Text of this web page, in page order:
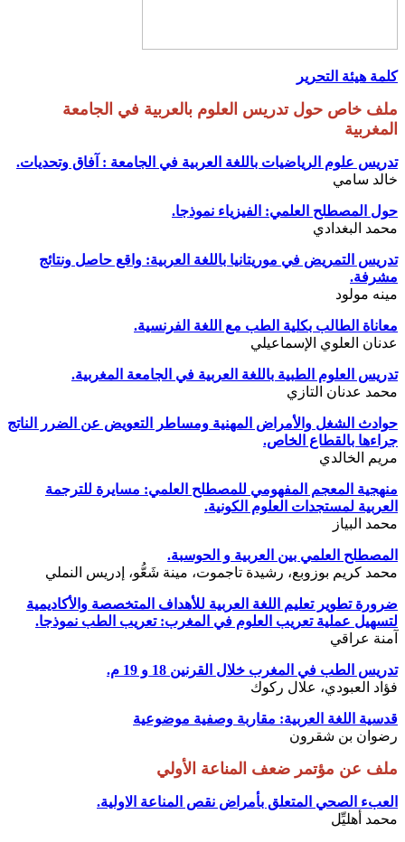
كلمة هيئة التحرير
ملف خاص حول تدريس العلوم بالعربية في الجامعة
المغربية
تدريس علوم الرياضيات باللغة العربية في الجامعة : آفاق وتحديات.
خالد سامي
حول المصطلح العلمي: الفيزياء نموذجا.
محمد البغدادي
تدريس التمريض في موريتانيا باللغة العربية: واقع حاصل ونتائج
مشرفة.
مينه مولود
معاناة الطالب بكلية الطب مع اللغة الفرنسية.
عدنان العلوي الإسماعيلي
تدريس العلوم الطبية باللغة العربية في الجامعة المغربية.
محمد عدنان التازي
حوادث الشغل والأمراض المهنية ومساطر التعويض عن الضرر الناتج
جراءها بالقطاع الخاص.
مريم الخالدي
منهجية المعجم المفهومي للمصطلح العلمي: مسايرة للترجمة
العربية لمستجدات العلوم الكونية.
محمد البياز
المصطلح العلمي بين العربية و الحوسبة.
محمد كريم بوزوبع، رشيدة تاجموت، مينة شَعُّو، إدريس النملي
ضرورة تطوير تعليم اللغة العربية للأهداف المتخصصة والأكاديمية
لتسهيل عملية تعريب العلوم في المغرب: تعريب الطب نموذجا.
آمنة عراقي
تدريس الطب في المغرب خلال القرنين 18 و 19 م.
فؤاد العبودي، علال ركوك
قدسية اللغة العربية: مقاربة وصفية موضوعية
رضوان بن شقرون
ملف عن مؤتمر ضعف المناعة الأولي
العبء الصحي المتعلق بأمراض نقص المناعة الاولية.
محمد أهليِّل